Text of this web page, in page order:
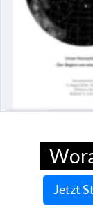
Jetzt